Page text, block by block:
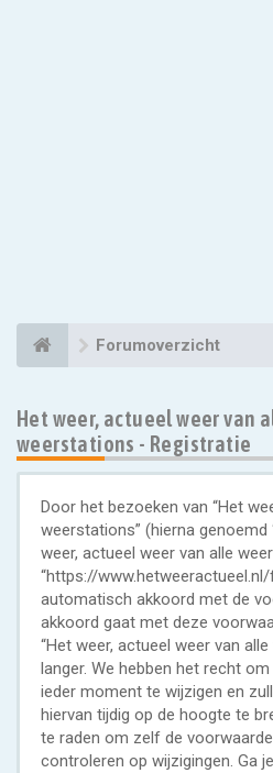
Forumoverzicht
Het weer, actueel weer van
weerstations - Registratie
Door het bezoeken van “Het
weerstations” (hierna genoemd
weer, actueel weer van alle
“https://www.hetweeractueel.nl/
automatisch akkoord met de
akkoord gaat met deze
“Het weer, actueel weer van
langer. We hebben het recht
ieder moment te wijzigen en
hiervan tijdig op de hoogte te
te raden om zelf de
controleren op wijzigingen. Ga